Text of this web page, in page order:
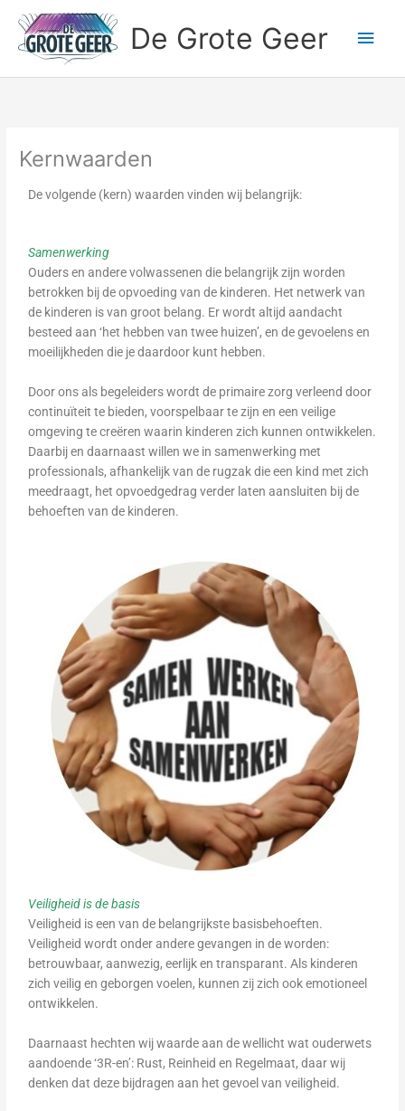
naar
De Grote Geer
Kernwaarden
De volgende (kern) waarden vinden wij belangrijk:
Samenwerking
Ouders en andere volwassenen die belangrijk zijn worden
betrokken bij de opvoeding van de kinderen. Het netwerk van
de kinderen is van groot belang. Er wordt altijd aandacht
besteed aan ‘het hebben van twee huizen’, en de gevoelens en
moeilijkheden die je daardoor kunt hebben.
Door ons als begeleiders wordt de primaire zorg verleend door
continuïteit te bieden, voorspelbaar te zijn en een veilige
omgeving te creëren waarin kinderen zich kunnen ontwikkelen.
Daarbij en daarnaast willen we in samenwerking met
professionals, afhankelijk van de rugzak die een kind met zich
meedraagt, het opvoedgedrag verder laten aansluiten bij de
behoeften van de kinderen.
Veiligheid is de basis
Veiligheid is een van de belangrijkste basisbehoeften.
Veiligheid wordt onder andere gevangen in de worden:
betrouwbaar, aanwezig, eerlijk en transparant. Als kinderen
zich veilig en geborgen voelen, kunnen zij zich ook emotioneel
ontwikkelen.
Daarnaast hechten wij waarde aan de wellicht wat ouderwets
aandoende ‘3R-en’: Rust, Reinheid en Regelmaat, daar wij
denken dat deze bijdragen aan het gevoel van veiligheid.